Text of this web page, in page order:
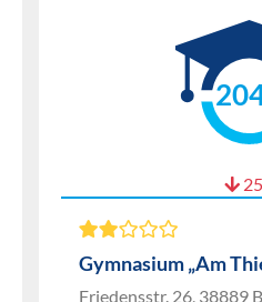
Gymnasium „Am
Friedensstr. 26, 38889